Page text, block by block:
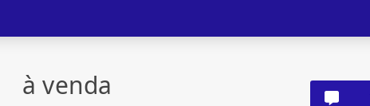
à venda